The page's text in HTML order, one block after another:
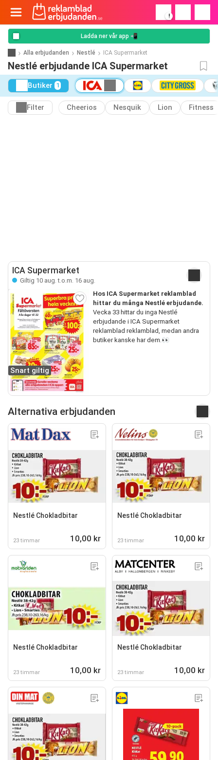
!
Ladda ner vår app 📲
Alla erbjudanden Nestlé ICA Supermarket
Nestlé erbjudande ICA Supermarket
Butiker 1
Filter Cheerios Nesquik Lion Fitness
ICA Supermarket
Giltig 10 aug. t.o.m. 16 aug.
Snart giltig
Hos ICA Supermarket reklamblad
hittar du många Nestlé erbjudande.
Vecka 33 hittar du inga Nestlé
erbjudande i ICA Supermarket
reklamblad reklamblad, medan andra
butiker kanske har dem.👀
Alternativa erbjudanden
Nestlé Chokladbitar
23 timmar 10,00 kr
Nestlé Chokladbitar
23 timmar 10,00 kr
Nestlé Chokladbitar
23 timmar 10,00 kr
Nestlé Chokladbitar
23 timmar 10,00 kr